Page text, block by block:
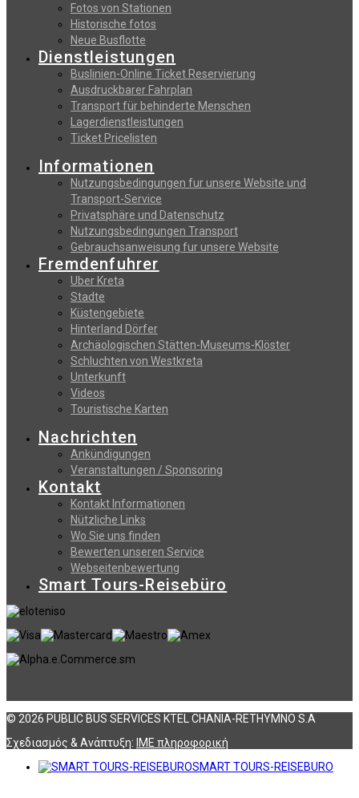
Fotos von Stationen
Historische fotos
Neue Busflotte
Dienstleistungen
Buslinien-Online Ticket Reservierung
Αusdruckbarer Fahrplan
Transport für behinderte Menschen
Lagerdienstleistungen
Ticket Pricelisten
Informationen
Nutzungsbedingungen fur unsere Website und
Transport-Service
Privatsphäre und Datenschutz
Nutzungsbedingungen Transport
Gebrauchsanweisung fur unsere Website
Fremdenfuhrer
Uber Kreta
Stadte
Küstengebiete
Hinterland Dörfer
Archäologischen Stätten-Museums-Klöster
Schluchten von Westkreta
Unterkunft
Videos
Touristische Karten
Nachrichten
Ankündigungen
Veranstaltungen / Sponsoring
Kontakt
Kontakt Informationen
Nützliche Links
Wo Sie uns finden
Bewerten unseren Service
Webseitenbewertung
Smart Tours-Reisebüro
© 2026 PUBLIC BUS SERVICES KTEL CHANIA-RETHYMNO S.A
Σχεδιασμός & Ανάπτυξη: ΙΜΕ πληροφορική
SMART TOURS-REISEBURO